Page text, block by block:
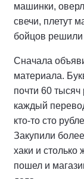
машинки,
свечи, плетут
бойцов решили
Сначала
материала.
почти 60 тысяч
каждый
кто-то сто
Закупили
хаки и столько
пошел и